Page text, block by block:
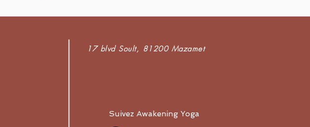
17 blvd Soult, 81200 Mazamet
Suivez Awakening Yoga